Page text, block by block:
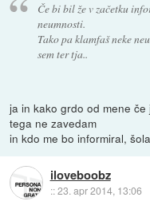
Če bi bil že v začetku
neumnosti.
Tako pa klamfaš neke
sem ter tja..
ja in kako grdo od mene
tega ne zavedam
in kdo me bo informiral,
iloveboobz
::23. apr 2014, 13:06